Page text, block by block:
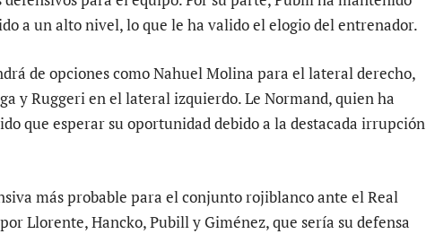
a un alto nivel, lo que le ha valido el elogio del entrenador.
de opciones como Nahuel Molina para el lateral derecho,
y Ruggeri en el lateral izquierdo. Le Normand, quien ha
que esperar su oportunidad debido a la destacada irrupción
más probable para el conjunto rojiblanco ante el Real
Llorente, Hancko, Pubill y Giménez, que sería su defensa